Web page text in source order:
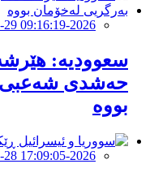
2026-Jul-29 09:16:19
‏سعوودیە:
حەشدی شەعبی
بووە
2026-Jul-28 17:09:05